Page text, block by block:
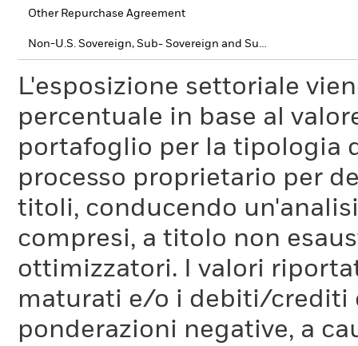
Other Repurchase Agreement
Non-U.S. Sovereign, Sub- Sovereign and Supra-National debt
L'esposizione settoriale
percentuale in base al
portafoglio per la tipologia
processo proprietario per
titoli, conducendo
compresi, a titolo non
ottimizzatori. I valori
maturati e/o i debiti/crediti
ponderazioni negative, a